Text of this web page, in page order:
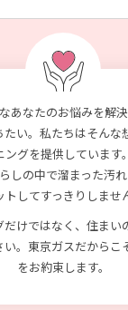
あなたのお悩みを解決
い。私たちはそんな
ングを提供しています。
しの中で溜まった汚れ
トしてすっきりしませ
けではなく、住まい
。 東京ガスだからこ
をお約束します。